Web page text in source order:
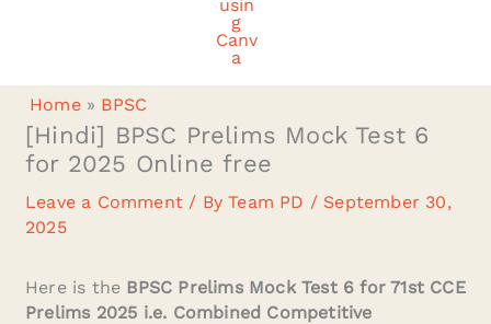
Home» BPSC
[Hindi] BPSC Prelims Mock Test 6
for 2025 Online free
Leave a Comment / ByTeam PD / September 30,
2025
Here is the BPSC Prelims Mock Test 6 for 71st CCE
Prelims 2025 i.e. Combined Competitive